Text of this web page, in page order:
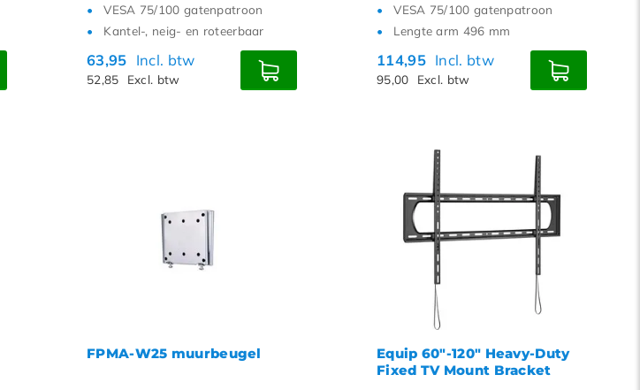
VESA 75/100 gatenpatroon
Kantel-, neig- en roteerbaar
63,95 Incl. btw
52,85 Excl. btw
VESA 75/100 gatenpatroon
Lengte arm 496 mm
114,95 Incl. btw
95,00 Excl. btw
FPMA-W25 muurbeugel
Equip 60"-120" Heavy-Duty
Fixed TV Mount Bracket